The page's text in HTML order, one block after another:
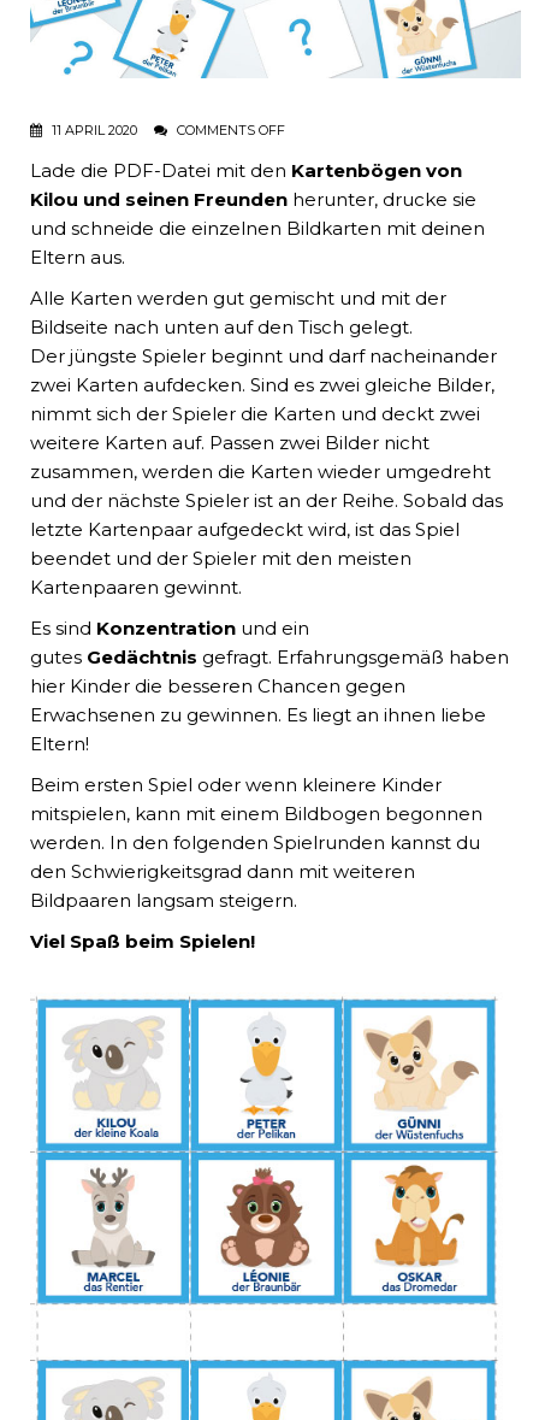
11 APRIL 2020 COMMENTS OFF
Lade die PDF-Datei mit den Kartenbögen von
Kilou und seinen Freunden herunter, drucke sie
und schneide die einzelnen Bildkarten mit deinen
Eltern aus.
Alle Karten werden gut gemischt und mit der
Bildseite nach unten auf den Tisch gelegt.
Der jüngste Spieler beginnt und darf nacheinander
zwei Karten aufdecken. Sind es zwei gleiche Bilder,
nimmt sich der Spieler die Karten und deckt zwei
weitere Karten auf. Passen zwei Bilder nicht
zusammen, werden die Karten wieder umgedreht
und der nächste Spieler ist an der Reihe. Sobald das
letzte Kartenpaar aufgedeckt wird, ist das Spiel
beendet und der Spieler mit den meisten
Kartenpaaren gewinnt.
Es sind Konzentration und ein
gutes Gedächtnis gefragt. Erfahrungsgemäß haben
hier Kinder die besseren Chancen gegen
Erwachsenen zu gewinnen. Es liegt an ihnen liebe
Eltern!
Beim ersten Spiel oder wenn kleinere Kinder
mitspielen, kann mit einem Bildbogen begonnen
werden. In den folgenden Spielrunden kannst du
den Schwierigkeitsgrad dann mit weiteren
Bildpaaren langsam steigern.
Viel Spaß beim Spielen!